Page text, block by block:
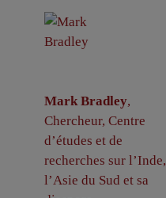
Mark Bradley,
Chercheur, Centre
d’études et de
recherches sur l’Inde,
l’Asie du Sud et sa